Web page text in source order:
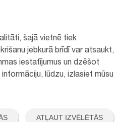
"
Bērnu slimnīcas fonda
šajā vietnē tiek
jebkurā brīdī var atsaukt,
iestatījumus un dzēšot
lūdzu, izlasiet mūsu
ATĻAUT IZVĒLĒTĀS